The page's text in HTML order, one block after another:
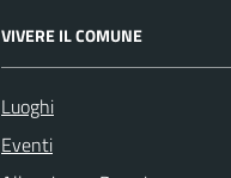
VIVERE IL COMUNE
Luoghi
Eventi